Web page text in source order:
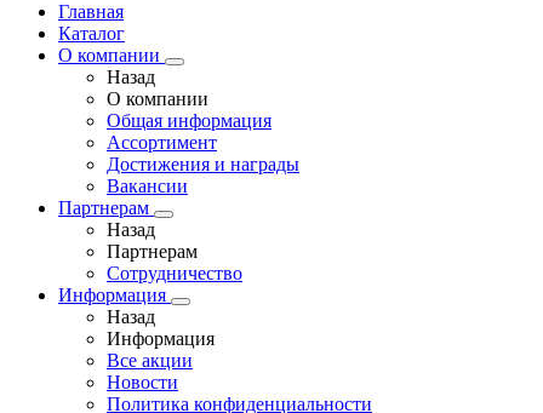
Главная
Каталог
О компании
Назад
О компании
Общая информация
Ассортимент
Достижения и награды
Вакансии
Партнерам
Назад
Партнерам
Сотрудничество
Информация
Назад
Информация
Все акции
Новости
Политика конфиденциальности